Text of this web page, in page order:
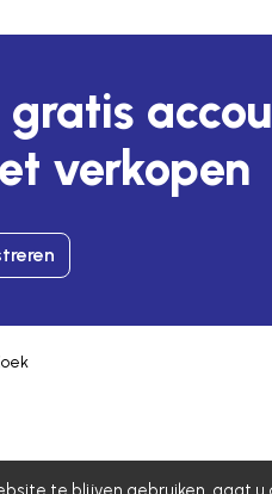
gratis
verkopen